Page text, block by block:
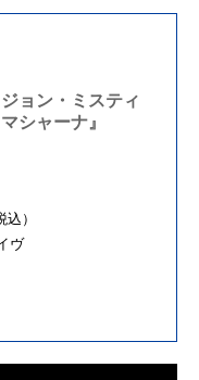
ョン・ミスティ
シャーナ』
）
ヴ